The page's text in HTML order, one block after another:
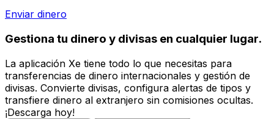
Enviar dinero
Gestiona tu dinero y divisas en cualquier lugar.
La aplicación Xe tiene todo lo que necesitas para
transferencias de dinero internacionales y gestión de
divisas. Convierte divisas, configura alertas de tipos y
transfiere dinero al extranjero sin comisiones ocultas.
¡Descarga hoy!